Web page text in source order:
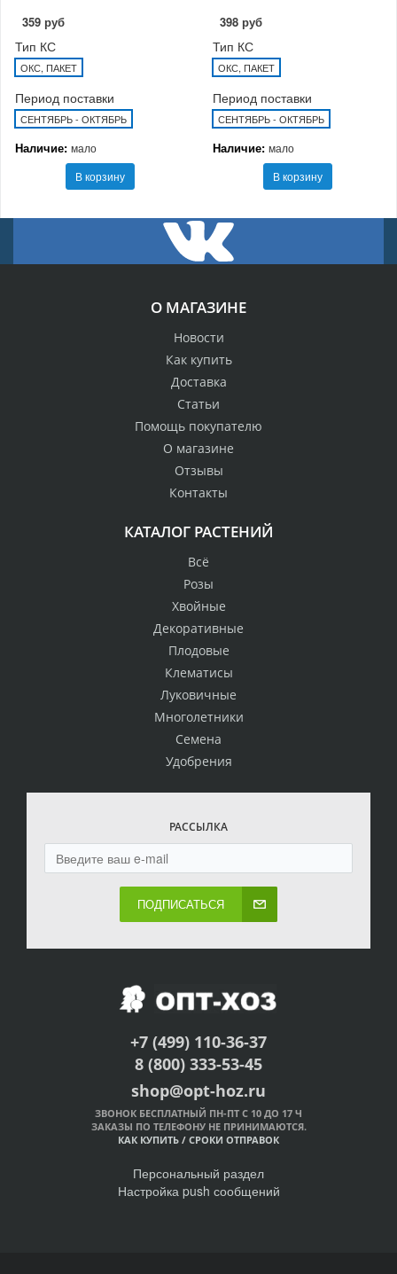
359 руб
Тип КС
ОКС, ПАКЕТ
Период поставки
СЕНТЯБРЬ - ОКТЯБРЬ
Наличие: мало
В корзину
398 руб
Тип КС
ОКС, ПАКЕТ
Период поставки
СЕНТЯБРЬ - ОКТЯБРЬ
Наличие: мало
В корзину
О МАГАЗИНЕ
Новости
Как купить
Доставка
Статьи
Помощь покупателю
О магазине
Отзывы
Контакты
КАТАЛОГ РАСТЕНИЙ
Всё
Розы
Хвойные
Декоративные
Плодовые
Клематисы
Луковичные
Многолетники
Семена
Удобрения
РАССЫЛКА
ПОДПИСАТЬСЯ
+7 (499) 110-36-37
8 (800) 333-53-45
shop@opt-hoz.ru
ЗВОНОК БЕСПЛАТНЫЙ ПН-ПТ С 10 ДО 17 Ч
ЗАКАЗЫ ПО ТЕЛЕФОНУ НЕ ПРИНИМАЮТСЯ.
КАК КУПИТЬ / СРОКИ ОТПРАВОК
Персональный раздел
Настройка push сообщений